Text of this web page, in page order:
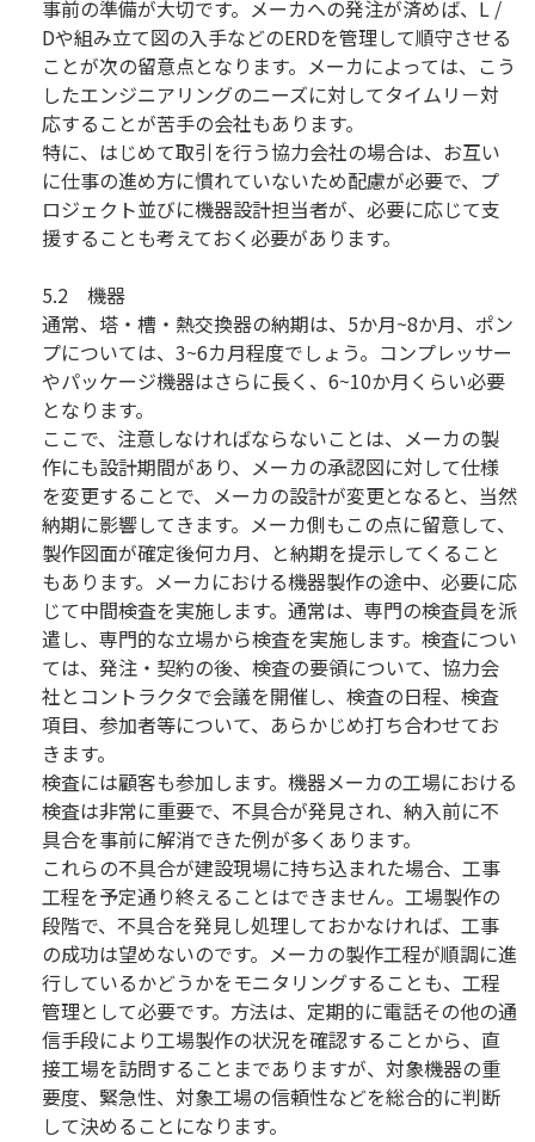
事前の準備が大切です。メーカへの発注が済めば、L /
Dや組み立て図の入手などのERDを管理して順守させる
ことが次の留意点となります。メーカによっては、こう
したエンジニアリングのニーズに対してタイムリ－対
応することが苦手の会社もあります。
特に、はじめて取引を行う協力会社の場合は、お互い
に仕事の進め方に慣れていないため配慮が必要で、プ
ロジェクト並びに機器設計担当者が、必要に応じて支
援することも考えておく必要があります。
5.2 機器
通常、塔・槽・熱交換器の納期は、5か月~8か月、ポン
プについては、3~6カ月程度でしょう。コンプレッサー
やパッケージ機器はさらに長く、6~10か月くらい必要
となります。
ここで、注意しなければならないことは、メーカの製
作にも設計期間があり、メーカの承認図に対して仕様
を変更することで、メーカの設計が変更となると、当然
納期に影響してきます。メーカ側もこの点に留意して、
製作図面が確定後何カ月、と納期を提示してくること
もあります。メーカにおける機器製作の途中、必要に応
じて中間検査を実施します。通常は、専門の検査員を派
遣し、専門的な立場から検査を実施します。検査につい
ては、発注・契約の後、検査の要領について、協力会
社とコントラクタで会議を開催し、検査の日程、検査
項目、参加者等について、あらかじめ打ち合わせてお
きます。
検査には顧客も参加します。機器メーカの工場における
検査は非常に重要で、不具合が発見され、納入前に不
具合を事前に解消できた例が多くあります。
これらの不具合が建設現場に持ち込まれた場合、工事
工程を予定通り終えることはできません。工場製作の
段階で、不具合を発見し処理しておかなければ、工事
の成功は望めないのです。メーカの製作工程が順調に進
行しているかどうかをモニタリングすることも、工程
管理として必要です。方法は、定期的に電話その他の通
信手段により工場製作の状況を確認することから、直
接工場を訪問することまでありますが、対象機器の重
要度、緊急性、対象工場の信頼性などを総合的に判断
して決めることになります。